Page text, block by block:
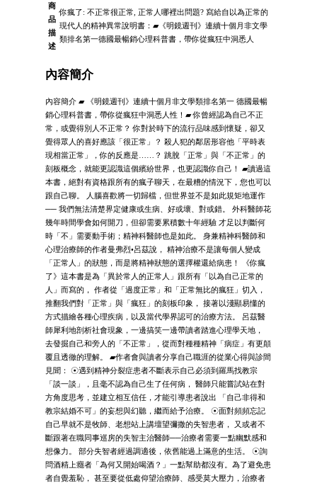
商
品
描
述
你瘋了: 不正常很正常, 正常人哪裡出問題? 寫給自以為正常的
現代人的精神異常說明書：▰《明鏡週刊》連續十個月非文學
類排名第一德國最暢銷心理科普書，帶你從瘋狂中洞悉人
內容簡介
內容簡介 ▰ 《明鏡週刊》連續十個月非文學類排名第一 德國最暢
銷心理科普書，帶你從瘋狂中洞悉人性！▰ 你曾經認為自己不正
常，或覺得別人不正常？ 你對於時下的流行品味感到懷疑，卻又
覺得眾人的喜好應該「很正常」？ 殺人犯的鄰居形容他「平時表
現相當正常」，你的反應是……？ 跳脫「正常」與「不正常」的
刻板概念，就能更認識這個繽紛世界，也更認識你自己！ ▰讀過這
本書，絕對有資格跟所有的瘋子聊天，在最糟的情況下，您也可以
跟自己聊。 人腦喜歡將一切歸檔，但世界並不是如此規矩地運作
── 我們無法清楚界定健康或生病、好或壞、對或錯。 外科醫師花
幾年時間學會如何開刀，但卻需要累積數十年經驗 才足以判斷何
時「不」需要動手術；精神科醫師也是如此。 身兼精神科醫師和
心理治療師的作者曼弗烈•呂茲說， 精神治療不是讓每個人變成
「正常人」的狀態，而是將精神狀態的選擇權還給病患！ 《你瘋
了》這本書是為「異於常人的正常人」跟所有「以為自己正常的
人」而寫的， 作者從「過度正常」和「正常無比的瘋狂」切入，
推翻我們對「正常」與「瘋狂」的刻板印象， 接著以淺顯易懂的
方式描繪各種心理疾病，以及當代學界認可的治療方法。 呂茲醫
師犀利地剖析社會現象，一邊搞笑一邊帶讀者踏進心理學天地，
去發掘自己和旁人的「不正常」，從而對種種精神「病症」有更顛
覆且透徹的理解。 ▰作者會與讀者分享自己職涯的從業心得與診間
見聞： ☉遇到精神分裂症患者不斷表示自己必須到羅馬找教宗
「談一談」，且毫不認為自己生了任何病， 醫師只能嘗試站在對
方角度思考，並建立相互信任，才能引導患者說出 「自己非得和
教宗結婚不可」的妄想與幻聽，繼而給予治療。 ☉面對頻頻忘記
自己早就不是牧師、老想站上講壇望彌撒的失智患者， 又或者不
斷跟著在職同事巡房的失智主治醫師──治療者需要一點幽默感和
想像力。 部分失智者經過調適後，依舊能過上滿意的生活。 ☉詢
問酒精上癮者「為何又開始喝酒？」一點幫助都沒有。為了避免患
者自覺羞恥， 甚至要從低處仰望治療師、感受莫大壓力，治療者